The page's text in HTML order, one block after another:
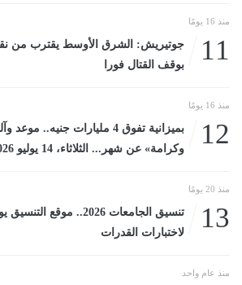
منذ 16 يومًا
11
جوتيريش: الشرق الأوسط يقترب من
بوقف القتال فورا
منذ 16 يومًا
12
بميزانية تفوق 4 مليارات
وكرامة» عن شهر... الثلاثاء، 14 يوليو 2026 10:46 صـ
منذ 20 يومًا
13
تنسيق الجامعات 2026..
لاختبارات القدرات
منذ عام واحد